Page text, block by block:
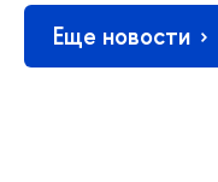
Еще новости